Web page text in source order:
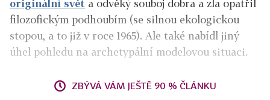
originální svět a odvěký souboj dobra a zla opatřil
filozofickým podhoubím (se silnou ekologickou
stopou, a to již v roce 1965). Ale také nabídl jiný
úhel pohledu na archetypální modelovou situaci.
ZBÝVÁ VÁM JEŠTĚ 90 % ČLÁNKU